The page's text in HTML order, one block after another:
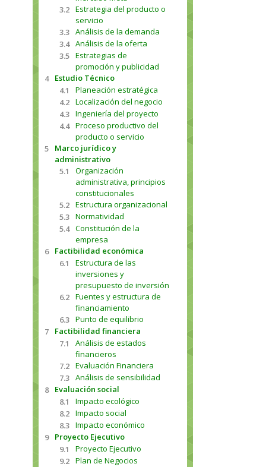
3.2 Estrategia del producto o
servicio
3.3 Análisis de la demanda
3.4 Análisis de la oferta
3.5 Estrategias de
promoción y publicidad
4
Estudio Técnico
4.1
Planeación estratégica
4.2 Localización del negocio
4.3 Ingeniería del proyecto
4.4 Proceso productivo del
producto o servicio
5
Marco jurídico y
administrativo
5.1
Organización
administrativa, principios
constitucionales
5.2 Estructura organizacional
5.3 Normatividad
5.4 Constitución de la
empresa
6
Factibilidad económica
6.1
Estructura de las
inversiones y
presupuesto de inversión
6.2 Fuentes y estructura de
financiamiento
6.3 Punto de equilibrio
7
Factibilidad financiera
7.1
Análisis de estados
financieros
7.2 Evaluación Financiera
7.3 Análisis de sensibilidad
8
Evaluación social
8.1
Impacto ecológico
8.2 Impacto social
8.3 Impacto económico
9
Proyecto Ejecutivo
9.1
Proyecto Ejecutivo
9.2 Plan de Negocios